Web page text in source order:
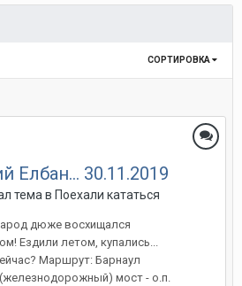
СОРТИРОВКА
Елбан... 30.11.2019
тема в Поехали кататься
дюже восхищался
Ездили летом, купались...
Маршрут: Барнаул
мост - о.п.